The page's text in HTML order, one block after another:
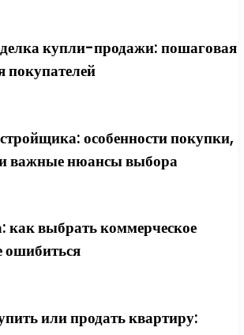
купли-продажи: пошаговая
покупателей
особенности покупки,
важные нюансы выбора
как выбрать коммерческое
ошибиться
или продать квартиру: